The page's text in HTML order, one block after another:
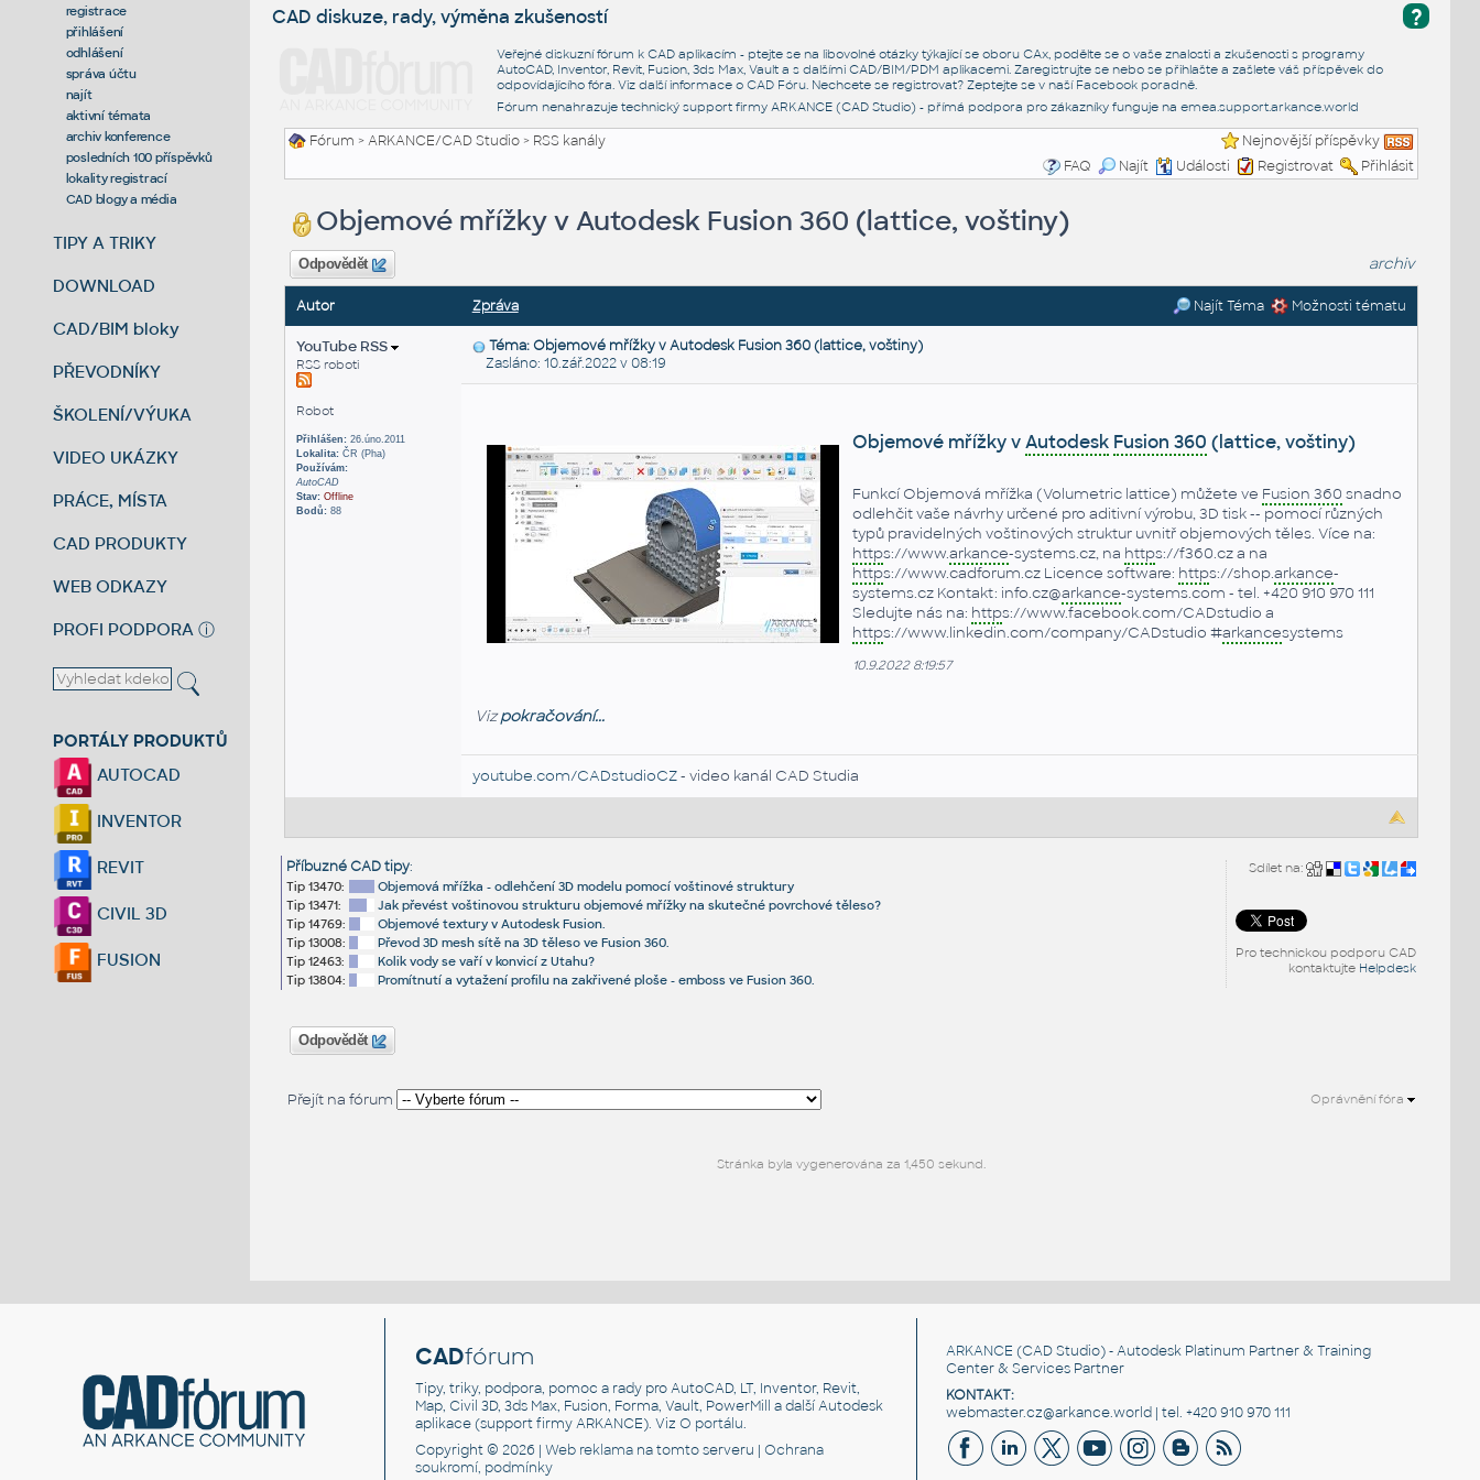
registrace
přihlášení
odhlášení
správa účtu
najít
aktivní témata
archiv konference
posledních 100 příspěvků
lokality registrací
CAD blogy a média
TIPY A TRIKY
DOWNLOAD
CAD/BIM bloky
PŘEVODNÍKY
ŠKOLENÍ/VÝUKA
VIDEO UKÁZKY
PRÁCE, MÍSTA
CAD PRODUKTY
WEB ODKAZY
PROFI PODPORA ⓘ
PORTÁLY PRODUKTŮ
AUTOCAD
INVENTOR
REVIT
CIVIL 3D
FUSION
?
CAD diskuze, rady, výměna zkušeností
Veřejné diskuzní fórum k CAD aplikacím - ptejte se na libovolné otázky týkající se oboru CAx, podělte se o vaše znalosti a zkušenosti s programy
AutoCAD, Inventor, Revit, Fusion, 3ds Max, Vault a s dalšími CAD/BIM/PDM aplikacemi. Zaregistrujte se nebo se přihlašte a zašlete váš příspěvek do
odpovídajícího fóra. Viz další informace o CAD Fóru. Nechcete se registrovat? Zeptejte se v naší Facebook poradně.
Fórum nenahrazuje technický support firmy ARKANCE (CAD Studio) - přímá podpora pro zákazníky funguje na emea.support.arkance.world
Fórum >ARKANCE/CAD Studio> RSS kanály
Nejnovější příspěvky
FAQ
Najít Události Registrovat Přihlásit
Objemové mřížky v Autodesk Fusion 360 (lattice, voštiny)
Odpovědět archiv
Autor Zpráva Najít Téma Možnosti tématu
YouTube RSS
RSS roboti
Robot
Přihlášen:26.úno.2011
Lokalita:ČR (Pha)
Používám:
AutoCAD
Stav: Offline
Bodů:88
Téma: Objemové mřížky v Autodesk Fusion 360 (lattice, voštiny)
Zasláno: 10.zář.2022 v 08:19
Objemové mřížky vAutodesk Fusion 360 (lattice, voštiny)
Funkcí Objemová mřížka (Volumetric lattice) můžete ve Fusion 360 snadno
odlehčit vaše návrhy určené pro aditivní výrobu, 3D tisk -- pomocí různých
typů pravidelných voštinových struktur uvnitř objemových těles. Více na:
https://www.arkance-systems.cz, na https://f360.cz a na
https://www.cadforum.cz Licence software: https://shop.arkance-
systems.cz Kontakt: info.cz@arkance-systems.com - tel. +420 910 970 111
Sledujte nás na: https://www.facebook.com/CADstudio a
https://www.linkedin.com/company/CADstudio #arkancesystems
10.9.2022 8:19:57
Vizpokračování...
youtube.com/CADstudioCZ- video kanál CAD Studia
Sdílet na:
Pro technickou podporu CAD
kontaktujte Helpdesk
Příbuzné CAD tipy:
Tip 13470:
Objemová mřížka - odlehčení 3D modelu pomocí voštinové struktury
Tip 13471:
Jak převést voštinovou strukturu objemové mřížky na skutečné povrchové těleso?
Tip 14769:
Objemové textury v Autodesk Fusion.
Tip 13008:
Převod 3D mesh sítě na 3D těleso ve Fusion 360.
Tip 12463:
Kolik vody se vaří v konvicí z Utahu?
Tip 13804:
Promítnutí a vytažení profilu na zakřivené ploše - emboss ve Fusion 360.
Odpovědět
Přejít na fórum Oprávnění fóra
Stránka byla vygenerována za 1,450 sekund.
CADfórum
Tipy, triky, podpora, pomoc a rady pro AutoCAD, LT, Inventor, Revit,
Map, Civil 3D, 3ds Max, Fusion, Forma, Vault, PowerMill a další Autodesk
aplikace (support firmy ARKANCE). VizO portálu.
Copyright © 2026 |Web reklama na tomto serveru |Ochrana
soukromí, podmínky
ARKANCE (CAD Studio) - Autodesk Platinum Partner & Training
Center & Services Partner
KONTAKT:
webmaster.cz@arkance.world | tel. +420 910 970 111